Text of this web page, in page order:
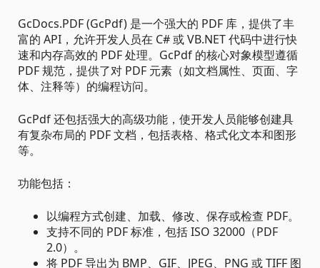
GcDocs.PDF (GcPdf) 是一个强大的 PDF 库，提供了丰
富的 API，允许开发人员在 C# 或 VB.NET 代码中进行快
速和内存高效的 PDF 处理。GcPdf 的核心对象模型遵循
PDF 规范，提供了对 PDF 元素（如文档属性、页面、字
体、注释等）的编程访问。
GcPdf 还包括强大的高级功能，使开发人员能够创建具
有复杂布局的 PDF 文档，包括表格、格式化文本和图形
等。
功能包括：
以编程方式创建、加载、修改、保存或检查 PDF。
支持不同的 PDF 标准，包括 ISO 32000（PDF
2.0）。
将 PDF 导出为 BMP、GIF、JPEG、PNG 或 TIFF 图